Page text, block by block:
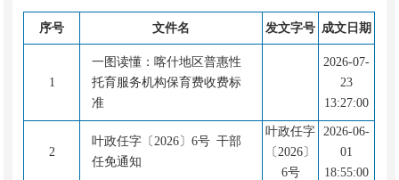
序号 文件名 发文字号 成文日期
1
一图读懂：喀什地区普惠性
托育服务机构保育费收费标
准
2026-07-
23
13:27:00
2
叶政任字〔2026〕6号 干部
任免通知
叶政任字
〔2026〕
6号
2026-06-
01
18:55:00